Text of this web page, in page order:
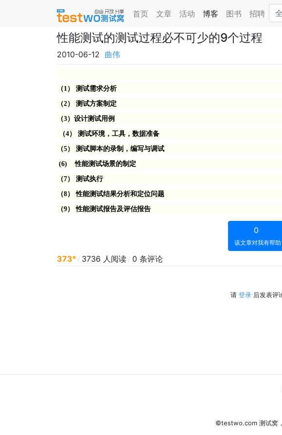
首页 文章 活动 博客 图书 招聘
性能测试的测试过程必不可少的9个过程
2010-06-12 曲伟
（1） 测试需求分析
（2） 测试方案制定
（3）设计测试用例
（4） 测试环境，工具，数据准备
（5） 测试脚本的录制，编写与调试
(6)性能测试场景的制定
（7） 测试执行
（8） 性能测试结果分析和定位问题
（9） 性能测试报告及评估报告
0
该文章对我有帮助
373° / 3736 人阅读 / 0 条评论
请 登录后发表评
©testwo.com 测试窝